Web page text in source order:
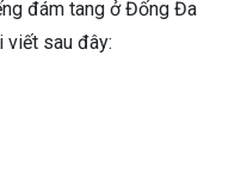
đám tang ở Đống Đa
viết sau đây: